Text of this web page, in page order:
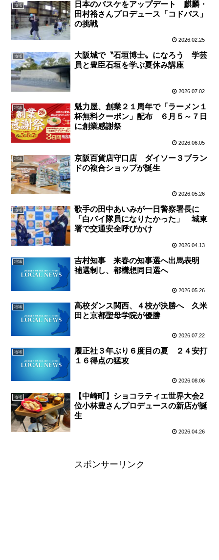
地域
日本のバスケをアップデート 麒麟・
田村裕さんプロデュース「コドバス」
の挑戦
2026.02.25
地域
大阪城で〝石垣博士〟になろう 学芸
員と豊臣石垣を学ぶ夏休み講座
2026.07.02
地域
魁力屋、創業２１周年で「ラーメン１
杯無料クーポン」配布 ６月５～７日
に創業感謝祭
2026.06.05
地域
京阪百貨店守口店 ダイソー３ブラン
ドの複合ショップが誕生
2026.05.26
地域
歌手の田中あいみが一日警察署長に
「白バイ隊員になりたかった」 城東
署で交通安全呼びかけ
2026.04.13
地域
吉村知事 来春の知事選へ出馬表明
補選制し、都構想同日選へ
2026.05.26
地域
高校ダンス関西、４校が決勝へ 久米
田と京都聖母学院が優勝
2026.07.22
地域
履正社３年ぶり６度目の夏 ２４安打
１６得点の猛攻
2026.08.06
地域
【中崎町】ショコラティエ世界大会2
位小林豊さんプロデュースの新店が誕
生
2026.04.26
スポンサーリンク